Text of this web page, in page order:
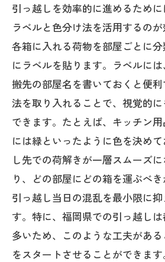
引っ越しを効率的に進めるため
ラベルと色分け法を活用するのが
各箱に入れる荷物を部屋ごとに
にラベルを貼ります。ラベルに
搬先の部屋名を書いておくと便
法を取り入れることで、視覚的
できます。たとえば、キッチン
には緑といったように色を決め
し先での荷解きが一層スムーズ
り、どの部屋にどの箱を運ぶべき
引っ越し当日の混乱を最小限に
す。特に、福岡県での引っ越し
多いため、このような工夫があ
をスタートさせることができます